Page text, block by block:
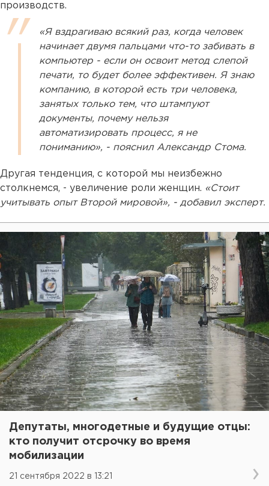
производств.
«Я вздрагиваю всякий раз, когда человек
начинает двумя пальцами что-то забивать в
компьютер - если он освоит метод слепой
печати, то будет более эффективен. Я знаю
компанию, в которой есть три человека,
занятых только тем, что штампуют
документы, почему нельзя
автоматизировать процесс, я не
пониманию», - пояснил Александр Стома.
Другая тенденция, с которой мы неизбежно
столкнемся, - увеличение роли женщин. «Стоит
учитывать опыт Второй мировой», - добавил эксперт.
Депутаты, многодетные и будущие отцы:
кто получит отсрочку во время
мобилизации
21 сентября 2022 в 13:21